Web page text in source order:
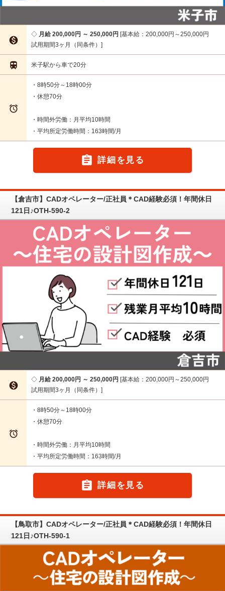

月給 200,000円 ～ 250,000円 基本給：200,000円～250,000円
試用期間3ヶ月（同条件）
 米子駅から車で20分

・8時50分～18時00分
・休憩70分
・時間外労働：月平均10時間
・平均所定労働時間：163時間/月
 詳細を見る
【倉吉市】CADオペレーター/正社員＊CAD経験必須！年間休日
121日♪OTH-590-2

月給 200,000円 ～ 250,000円 基本給：200,000円～250,000円
試用期間3ヶ月（同条件）

・8時50分～18時00分
・休憩70分
・時間外労働：月平均10時間
・平均所定労働時間：163時間/月
 詳細を見る
【鳥取市】CADオペレーター/正社員＊CAD経験必須！年間休日
121日♪OTH-590-1